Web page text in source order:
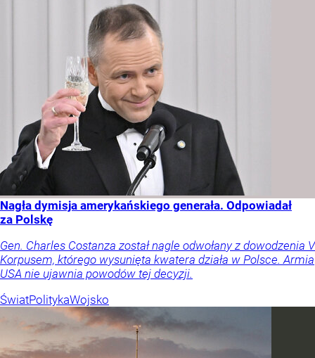
Nagła dymisja amerykańskiego generała. Odpowiadał
za Polskę
Gen. Charles Costanza został nagle odwołany z dowodzenia V
Korpusem, którego wysunięta kwatera działa w Polsce. Armia
USA nie ujawnia powodów tej decyzji.
ŚwiatPolitykaWojsko